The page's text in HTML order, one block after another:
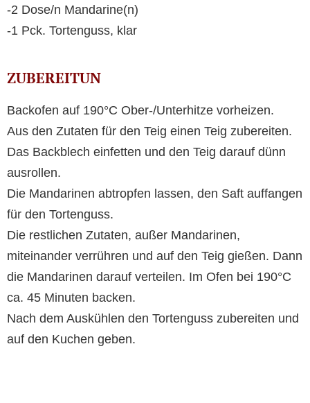
-2 Dose/n Mandarine(n)
-1 Pck. Tortenguss, klar
ZUBEREITUN
Backofen auf 190°C Ober-/Unterhitze vorheizen.
Aus den Zutaten für den Teig einen Teig zubereiten.
Das Backblech einfetten und den Teig darauf dünn
ausrollen.
Die Mandarinen abtropfen lassen, den Saft auffangen
für den Tortenguss.
Die restlichen Zutaten, außer Mandarinen,
miteinander verrühren und auf den Teig gießen. Dann
die Mandarinen darauf verteilen. Im Ofen bei 190°C
ca. 45 Minuten backen.
Nach dem Auskühlen den Tortenguss zubereiten und
auf den Kuchen geben.